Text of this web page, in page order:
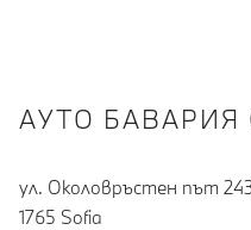
АУТО БАВАРИЯ
ул. Околовръстен път
1765 Sofia